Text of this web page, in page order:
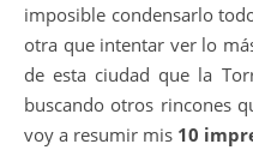
imposible condensarlo
otra que intentar ver lo
de esta ciudad que la
buscando otros rincones
voy a resumir mis 10